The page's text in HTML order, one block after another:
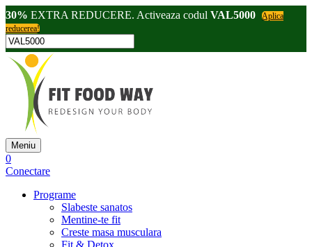
30% EXTRA REDUCERE. Activeaza codul VAL5000
Aplica
reducerea!
Meniu
0
Conectare
Programe
Slabeste sanatos
Mentine-te fit
Creste masa musculara
Fit & Detox